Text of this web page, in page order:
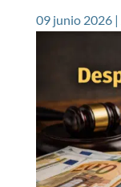
09 junio 2026|